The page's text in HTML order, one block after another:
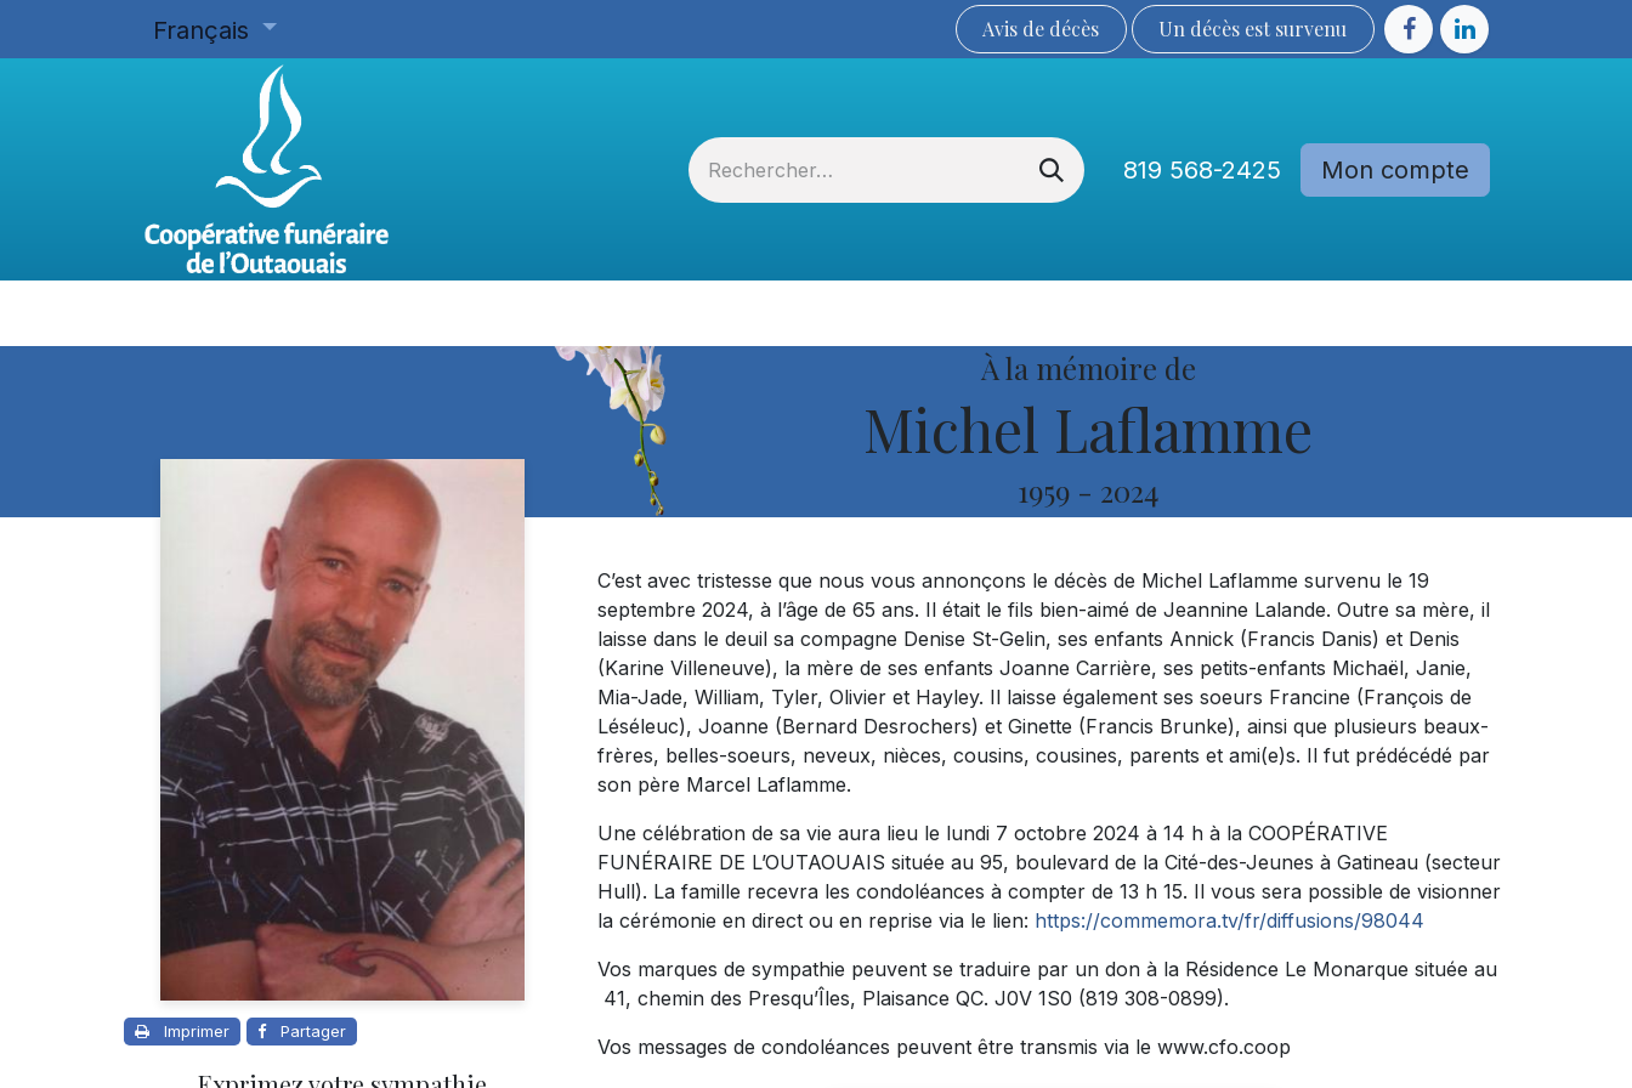
Français Avis de décès Un décès est sur​​​​​​​​ve​nu​​​​​​​​​​
819 568-2425 Mon compte
À la mémoire de
Michel Laflamme
1959 - 2024
Imprimer Partager
C’est avec tristesse que nous vous annonçons le décès de Michel Laflamme survenu le 19
septembre 2024, à l’âge de 65 ans. Il était le fils bien-aimé de Jeannine Lalande. Outre sa mère, il
laisse dans le deuil sa compagne Denise St-Gelin, ses enfants Annick (Francis Danis) et Denis
(Karine Villeneuve), la mère de ses enfants Joanne Carrière, ses petits-enfants Michaël, Janie,
Mia-Jade, William, Tyler, Olivier et Hayley. Il laisse également ses soeurs Francine (François de
Léséleuc), Joanne (Bernard Desrochers) et Ginette (Francis Brunke), ainsi que plusieurs beaux-
frères, belles-soeurs, neveux, nièces, cousins, cousines, parents et ami(e)s. Il fut prédécédé par
son père Marcel Laflamme.
Une célébration de sa vie aura lieu le lundi 7 octobre 2024 à 14 h à la COOPÉRATIVE
FUNÉRAIRE DE L’OUTAOUAIS située au 95, boulevard de la Cité-des-Jeunes à Gatineau (secteur
Hull). La famille recevra les condoléances à compter de 13 h 15. Il vous sera possible de visionner
la cérémonie en direct ou en reprise via le lien: https://commemora.tv/fr/diffusions/98044
Vos marques de sympathie peuvent se traduire par un don à la Résidence Le Monarque située au
41, chemin des Presqu’Îles, Plaisance QC. J0V 1S0 (819 308-0899).
Vos messages de condoléances peuvent être transmis via le www.cfo.coop